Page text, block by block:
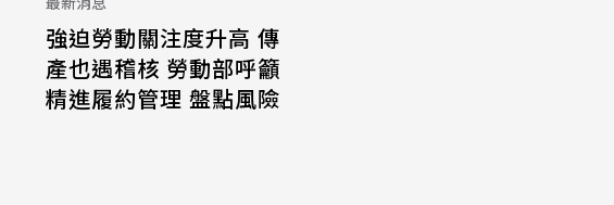
強迫勞動關注度升高 傳
產也遇稽核 勞動部呼籲
精進履約管理 盤點風險